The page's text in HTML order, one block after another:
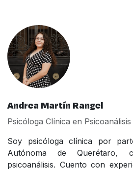
Andrea Martín Rangel
Psicóloga Clínica en Psicoanálisis
Soy psicóloga clínica por
Autónoma de Querétaro,
psicoanálisis. Cuento con